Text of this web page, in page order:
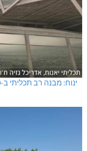
ינוח: מבנה רב תכליתי ב-120 מלש"ח